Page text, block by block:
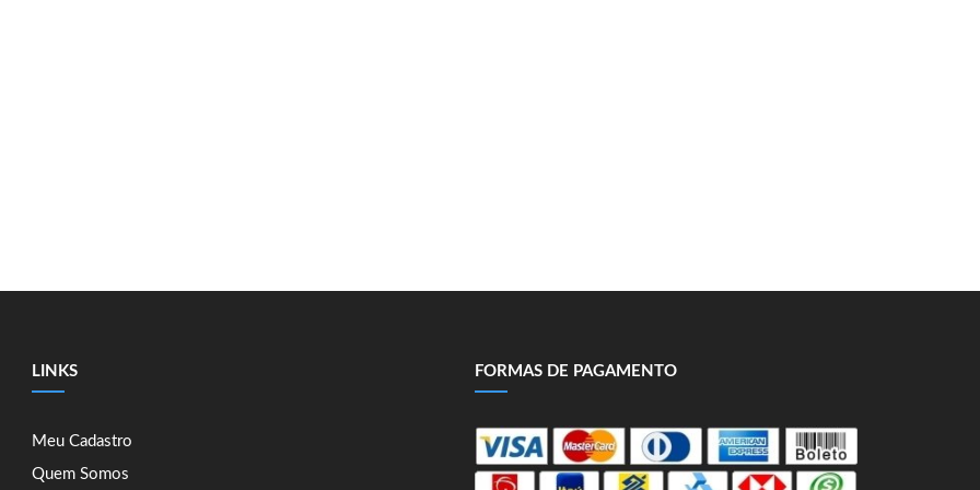
LINKS
Meu Cadastro
Quem Somos
FORMAS DE PAGAMENTO